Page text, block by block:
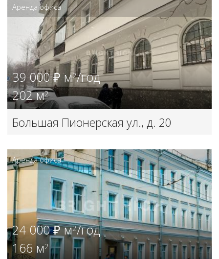
Аренда офиса
39 000 ₽ м2/год
202 м2
Большая Пионерская ул., д. 20
Аренда офиса
24 000 ₽ м2/год
166 м2